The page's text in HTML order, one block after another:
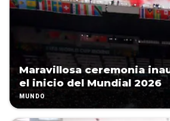
Maravillosa ceremonia
el inicio del Mundial 2026
MUNDO